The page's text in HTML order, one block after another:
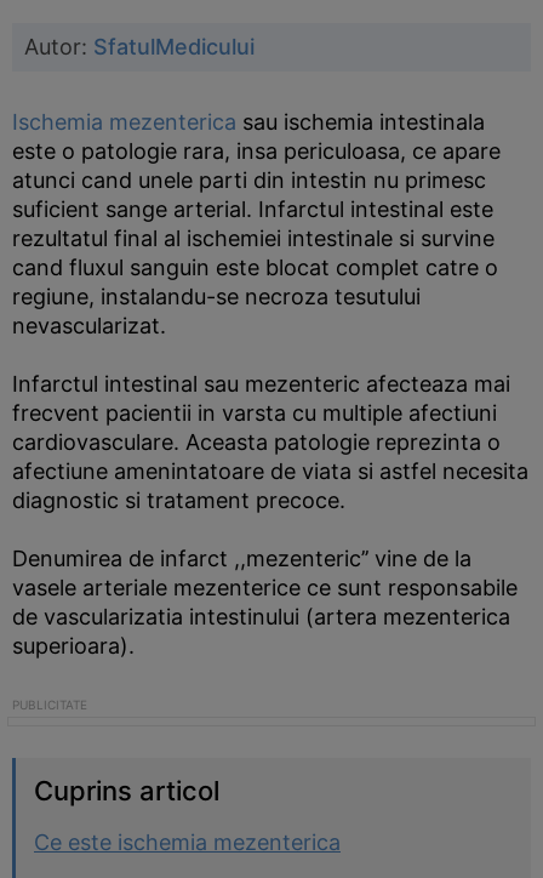
Autor: SfatulMedicului
Ischemia mezenterica sau ischemia intestinala
este o patologie rara, insa periculoasa, ce apare
atunci cand unele parti din intestin nu primesc
suficient sange arterial. Infarctul intestinal este
rezultatul final al ischemiei intestinale si survine
cand fluxul sanguin este blocat complet catre o
regiune, instalandu-se necroza tesutului
nevascularizat.
Infarctul intestinal sau mezenteric afecteaza mai
frecvent pacientii in varsta cu multiple afectiuni
cardiovasculare. Aceasta patologie reprezinta o
afectiune amenintatoare de viata si astfel necesita
diagnostic si tratament precoce.
Denumirea de infarct ,,mezenteric’’ vine de la
vasele arteriale mezenterice ce sunt responsabile
de vascularizatia intestinului (artera mezenterica
superioara).
Cuprins articol
Ce este ischemia mezenterica